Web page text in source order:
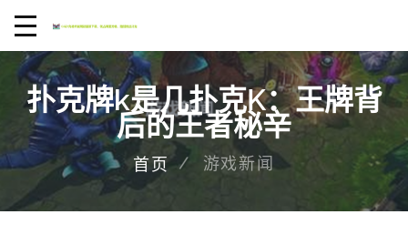
扑克牌k是几扑克K：王牌背
后的王者秘辛
首页 游戏新闻